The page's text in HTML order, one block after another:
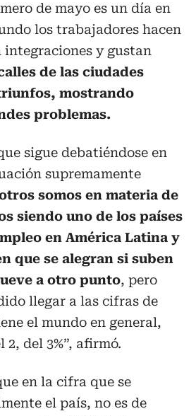
de mayo es un día en
los trabajadores hacen
integraciones y gustan
de las ciudades
mostrando
problemas.
sigue debatiéndose en
supremamente
somos en materia de
siendo uno de los países
en América Latina y
que se alegran si suben
a otro punto, pero
llegar a las cifras de
el mundo en general,
del 3%”, afirmó.
en la cifra que se
el país, no es de